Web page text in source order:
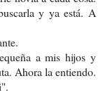
y ya está. A
a mis hijos y
Ahora la entiendo.